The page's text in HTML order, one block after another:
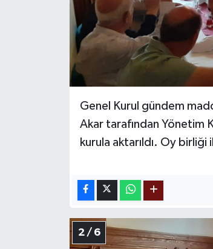
Genel Kurul gündem
Akar tarafından Yönetim
kurula aktarıldı. Oy birliği
2 / 6